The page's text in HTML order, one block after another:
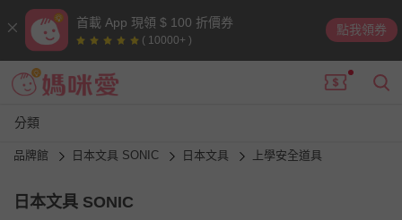
首載 App 現領 $ 100 折價券
( 10000+ )
點我領券
分類
品牌館 日本文具 SONIC 日本文具 上學安全道具
日本文具 SONIC